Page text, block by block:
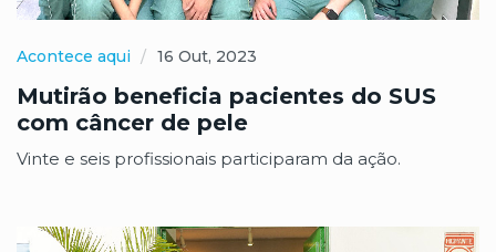
Acontece aqui 16 Out, 2023
Mutirão beneficia pacientes do SUS
com câncer de pele
Vinte e seis profissionais participaram da ação.